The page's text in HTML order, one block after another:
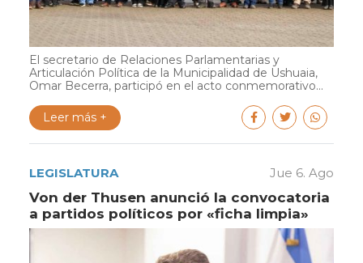
El secretario de Relaciones Parlamentarias y
Articulación Política de la Municipalidad de Ushuaia,
Omar Becerra, participó en el acto conmemorativo...
Leer más +
LEGISLATURA Jue 6. Ago
Von der Thusen anunció la convocatoria
a partidos políticos por «ficha limpia»